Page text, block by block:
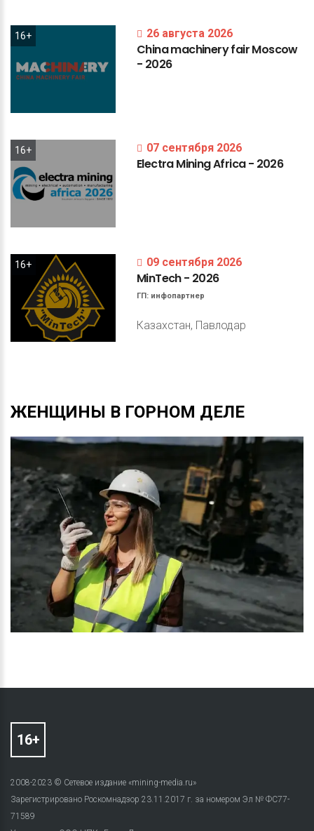
16+ 26 августа 2026
ChinamachineryfairMoscow
- 2026
16+ 07 сентября 2026
ElectraMiningAfrica- 2026
16+ 09 сентября 2026
MinTech- 2026
ГП: инфопартнер
Казахстан, Павлодар
ЖЕНЩИНЫ В ГОРНОМ ДЕЛЕ
2008-2023 © Сетевое издание «mining-media.ru»
Зарегистрировано Роскомнадзор 23.11.2017 г. за номером Эл № ФС77-
71589